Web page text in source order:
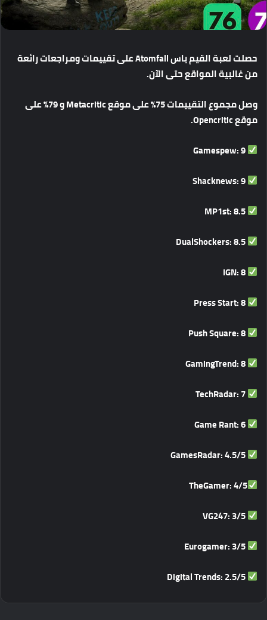
حصلتلعبةالقيمباس علىتقييماتومراجعاترائعة
منغالبيةالمواقعحتىالآن.
وصلمجموعالتقييمات علىموقع و
على
موقع
Gamespew: 9
Shacknews: 9
MP1st: 8.5
DualShockers: 8.5
IGN: 8
Press Start: 8
Push Square: 8
GamingTrend: 8
TechRadar: 7
Game Rant: 6
GamesRadar: 4.5/5
TheGamer: 4/5
VG247: 3/5
Eurogamer: 3/5
Digital Trends: 2.5/5